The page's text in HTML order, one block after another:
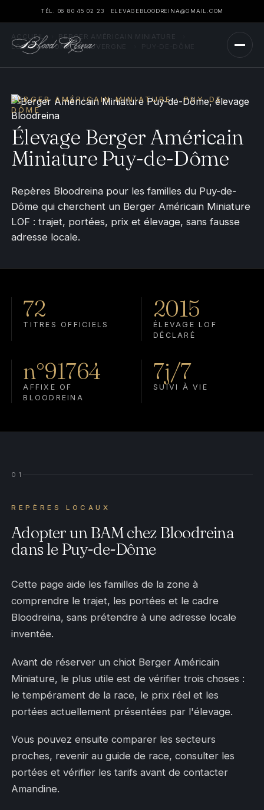
TÉL. 06 80 45 02 23 ELEVAGEBLOODREINA@GMAIL.COM
ACCUEIL BERGER AMÉRICAIN MINIATURE
LOCALISATIONS
› AUVERGNE
BERGER AMÉRICAIN MINIATURE · PUY-DE-
DÔME
Élevage Berger Américain
Miniature Puy-de-Dôme
Repères Bloodreina pour les familles du Puy-de-
Dôme qui cherchent un Berger Américain Miniature
LOF : trajet, portées, prix et élevage, sans fausse
adresse locale.
72
TITRES OFFICIELS
2015
ÉLEVAGE LOF
DÉCLARÉ
n°91764
AFFIXE OF
BLOODREINA
7j/7
SUIVI À VIE
01
REPÈRES LOCAUX
Adopter un BAM chez Bloodreina
dans le Puy-de-Dôme
Cette page aide les familles de la zone à
comprendre le trajet, les portées et le cadre
Bloodreina, sans prétendre à une adresse locale
inventée.
Avant de réserver un chiot Berger Américain
Miniature, le plus utile est de vérifier trois choses :
le tempérament de la race, le prix réel et les
portées actuellement présentées par l'élevage.
Vous pouvez ensuite comparer les secteurs
proches, revenir au guide de race, consulter les
portées et vérifier les tarifs avant de contacter
Amandine.